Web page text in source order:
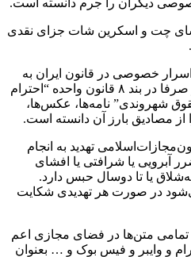
دیگران را جرم دانسته است.
چت و اسکرین شات جزای نقدی
خصوصی در قانون ایران به
صورت مشخص تعریف نشده و صرفا در بند ۸ قانون واحده “احترام
شهروندی” نامه‌ها، عکس‌ها،
مصادیق بارز آن دانسته است.
بر اساس ماده ۶۶۹ قانون‌مجازات‌اسلامی تهدید به انجام
یا شرافتی یا افشای
شود تا ۷۴ ضربه‌شلاق یا تا دوسال حبس دارد.
در صورت هر تهدیدی شکایت
متن‌ها در فضای مجازی اعم
و وایبر و فیس بوک و … بعنوان